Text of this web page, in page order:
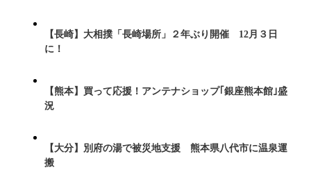
【長崎】大相撲「長崎場所」２年ぶり開催 12月３日
に！
【熊本】買って応援！アンテナショップ｢銀座熊本館｣盛
況
【大分】別府の湯で被災地支援 熊本県八代市に温泉運
搬